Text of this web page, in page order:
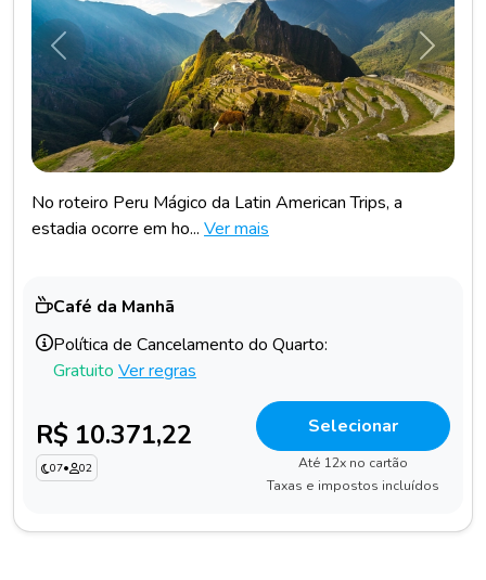
Anterior
No roteiro Peru Mágico da Latin American Trips, a
estadia ocorre em ho... Ver mais
Café da Manhã
Política de Cancelamento do Quarto:
Gratuito Ver regras
R$ 10.371,22
07• 02
Selecionar
Até 12x no cartão
Taxas e impostos incluídos